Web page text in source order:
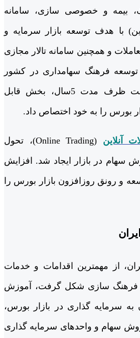
بیمه و خصوصی سازی، سامانه
با هدف توسعه بازار سرمایه و
و همچنین سامانه تالار مجازی
فرهنگ سهامداری در کشور
رونمایی شد و توانست ظرف مدت 5سال، بخش قابل
بورس را به خود اختصاص داد.
آنلاین
(Online Trading)، تحول
سهام در بازار ایجاد شد. افزایش
و رونق روزافزون بازار بورس را
از مهم­ترین اقدامات و خدمات
فرهنگ سازی شکل گرفت، آموزش
به سرمایه گذاری در بازار بورس،
سهام و واحدهای سرمایه گذاری